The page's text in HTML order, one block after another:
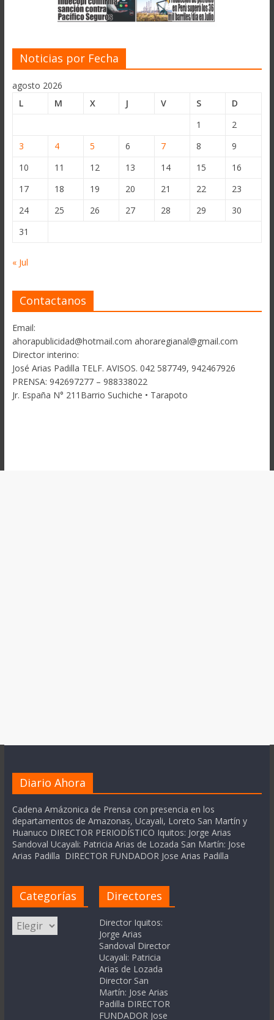
Noticias por Fecha
agosto 2026
L
M X J V S
D
1
2
3
4 5 6 7 8
9
10
11 12 13 14 15
16
17
18 19 20 21 22
23
24
25 26 27 28 29
30
31
« Jul
Contactanos
Email:
ahorapublicidad@hotmail.com ahoraregianal@gmail.com
Director interino:
José Arias Padilla TELF. AVISOS. 042 587749, 942467926
PRENSA: 942697277 – 988338022
Jr. España N° 211Barrio Suchiche • Tarapoto
Diario Ahora
Cadena Amázonica de Prensa con presencia en los
departamentos de Amazonas, Ucayali, Loreto San Martín y
Huanuco DIRECTOR PERIODÍSTICO Iquitos: Jorge Arias
Sandoval Ucayali: Patricia Arias de Lozada San Martín: Jose
Arias Padilla DIRECTOR FUNDADOR Jose Arias Padilla
Categorías
Categorías
Directores
Director Iquitos:
Jorge Arias
Sandoval Director
Ucayali: Patricia
Arias de Lozada
Director San
Martín: Jose Arias
Padilla DIRECTOR
FUNDADOR Jose